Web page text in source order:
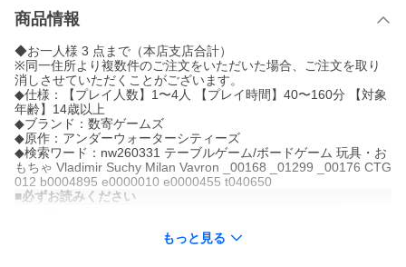
商品情報
◆お一人様 3 点まで（本店支店合計）
※同一住所より複数件のご注文をいただいた場合、ご注文を取り
消しさせていただくことがございます。
◆仕様：【プレイ人数】1〜4人 【プレイ時間】40〜160分 【対象
年齢】14歳以上
◆ブランド：数寄ゲームズ
◆原作：アンダーウォーターシティーズ
◆検索ワード：nw260331 テーブルゲーム/ボードゲーム 玩具・お
もちゃ Vladimir Suchy Milan Vavron _00168 _01299 _00176 CTG
012 b0004895 e0000010 e0000455 t040650
■必ずお読みください
もっと見る